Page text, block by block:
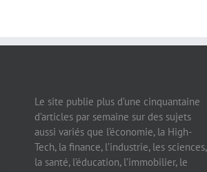
Le site publie plus d’une cinquantaine
d’articles par semaine sur des sujets
aussi variés que l’économie, la High-
Tech, la finance, l’industrie, les sciences,
la santé, l’éducation, l’immobilier, le